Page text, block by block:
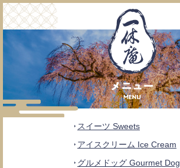
スイーツ Sweets
アイスクリーム Ice Cream
グルメドッグ Gourmet Dog